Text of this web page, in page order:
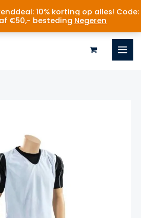
10% korting op alles! Code:
€50,- besteding Negeren